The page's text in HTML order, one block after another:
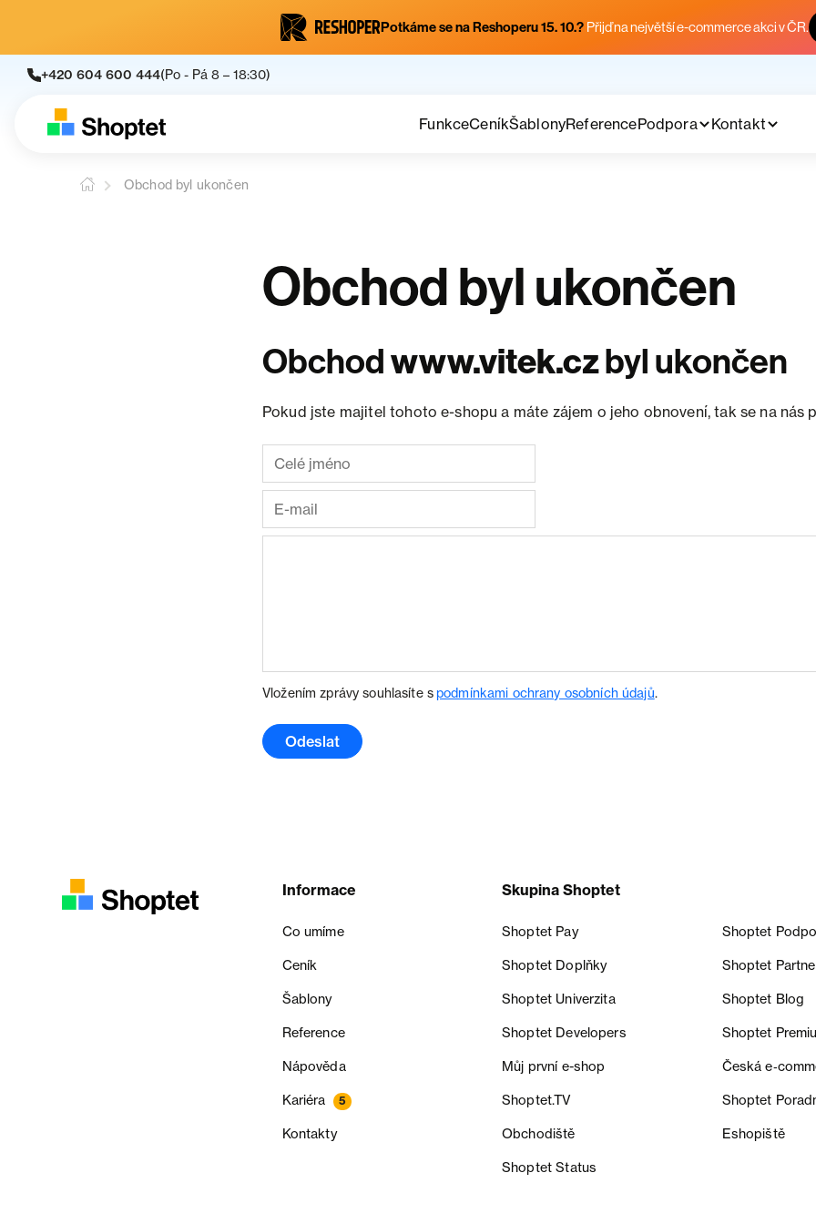
Potkáme se na Reshoperu 15. 10.? Přijď na největší e-commerce akci v ČR.
+420 604 600 444(Po - Pá 8 – 18:30)
FunkceCeníkŠablonyReferencePodpora Kontakt
Obchod byl ukončen
Obchod byl ukončen
Obchodwww.vitek.czbyl ukončen
Pokud jste majitel tohoto e-shopu a máte zájem o jeho obnovení, tak se na nás
Vložením zprávy souhlasíte spodmínkami ochrany osobních údajů.
Odeslat
Informace
Co umíme
Ceník
Šablony
Reference
Nápověda
Kariéra 5
Kontakty
Skupina Shoptet
Shoptet Pay Shoptet
Shoptet Doplňky Shoptet
Shoptet Univerzita Shoptet Blog
Shoptet Developers Shoptet
Můj první e-shop Česká
Shoptet.TV Shoptet
Obchodiště Eshopiště
Shoptet Status